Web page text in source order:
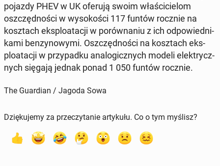
pojazdy PHEV w UK oferują swoim wła­ści­cie­lom
oszczęd­no­ści w wy­so­ko­ści 117 funtów rocznie na
kosz­tach eks­plo­ata­cji w po­rów­na­niu z ich od­po­wied­ni­
ka­mi ben­zy­no­wy­mi. Oszczęd­no­ści na kosz­tach eks­
plo­ata­cji w przy­pad­ku ana­lo­gicz­nych modeli elek­trycz­
nych sięgają jednak ponad 1 050 funtów rocznie.
The Guardian / Jagoda Sowa
Dziękujemy za przeczytanie artykułu. Co o tym myślisz?